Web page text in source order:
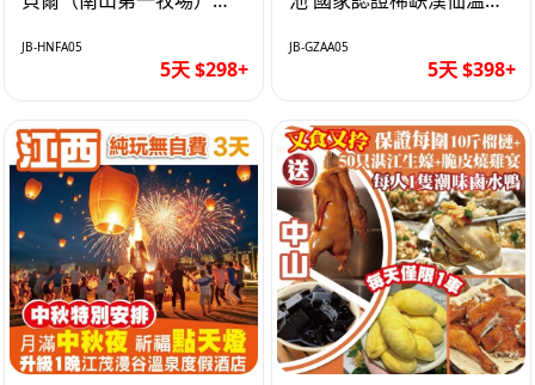
巴士5天
JB-HNFA05
5天 $298+
天
JB-GZAA05
5天 $398+